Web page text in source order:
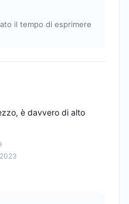
il tempo di esprimere
è davvero di alto